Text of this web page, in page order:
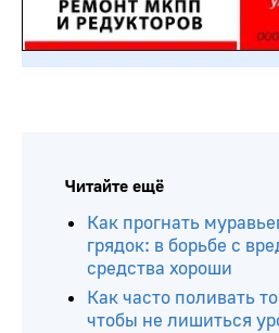
Читайте ещё
Как прогнать
грядок: в борьбе с
средства хороши
Как часто поливать
чтобы не лишиться